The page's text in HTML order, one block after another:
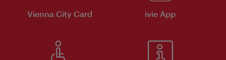
Vienna City Card ivie App